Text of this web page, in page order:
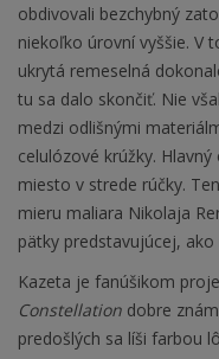
obdivovali bezchybný
niekoľko úrovní vyššie. V
ukrytá remeselná
tu sa dalo skončiť. Nie
medzi odlišnými
celulózové krúžky.
miesto v strede rúčky.
mieru maliara Nikolaja
pätky predstavujúcej,
Kazeta je fanúšikom
Constellation dobre
predošlých sa líši farbou